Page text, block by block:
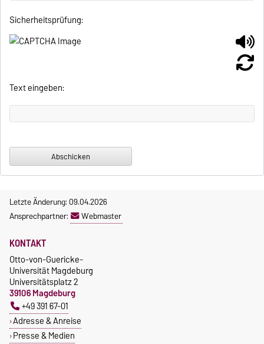
Sicherheitsprüfung:
Text eingeben:
Letzte Änderung: 09.04.2026
Ansprechpartner:
Webmaster
KONTAKT
Otto-von-Guericke-
Universität Magdeburg
Universitätsplatz 2
39106 Magdeburg
+49 391 67-01
Adresse & Anreise
Presse & Medien